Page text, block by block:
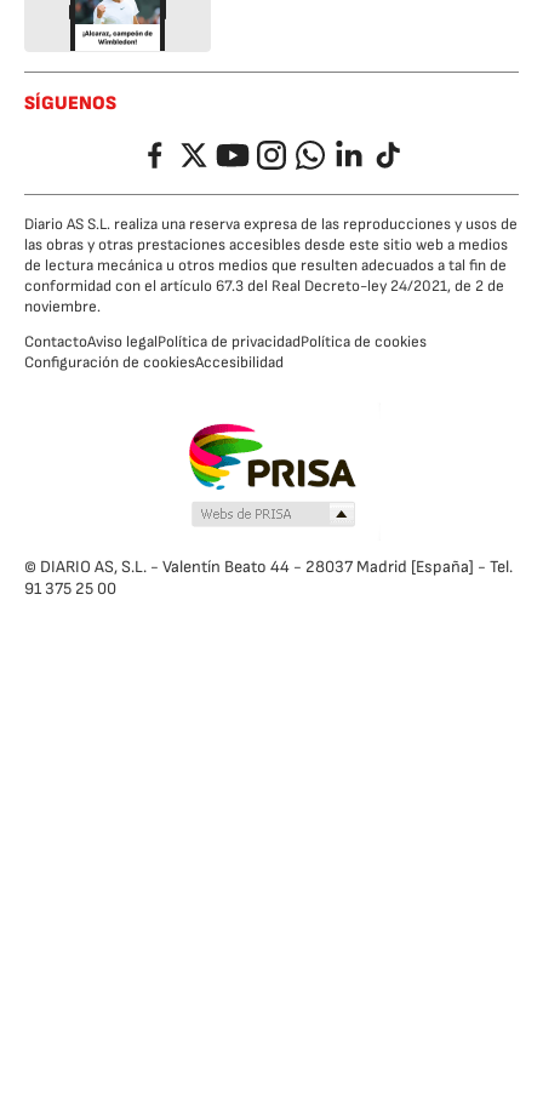
SÍGUENOS
FacebookTwitterYouTubeInstagramWhatsappLinkedIn
TikTok
Diario AS S.L. realiza una reserva expresa de las reproducciones y usos de
las obras y otras prestaciones accesibles desde este sitio web a medios
de lectura mecánica u otros medios que resulten adecuados a tal fin de
conformidad con el artículo 67.3 del Real Decreto-ley 24/2021, de 2 de
noviembre.
ContactoAviso legalPolítica de privacidadPolítica de cookies
Configuración de cookiesAccesibilidad
© DIARIO AS, S.L. - Valentín Beato 44 - 28037 Madrid [España] - Tel.
91 375 25 00